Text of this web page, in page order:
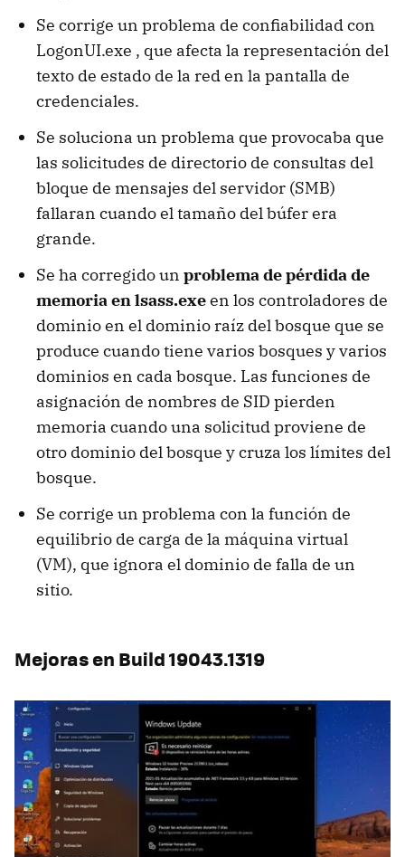
Se corrige un problema de confiabilidad con
LogonUI.exe , que afecta la representación del
texto de estado de la red en la pantalla de
credenciales.
Se soluciona un problema que provocaba que
las solicitudes de directorio de consultas del
bloque de mensajes del servidor (SMB)
fallaran cuando el tamaño del búfer era
grande.
Se ha corregido un problema de pérdida de
memoria en lsass.exeen los controladores de
dominio en el dominio raíz del bosque que se
produce cuando tiene varios bosques y varios
dominios en cada bosque. Las funciones de
asignación de nombres de SID pierden
memoria cuando una solicitud proviene de
otro dominio del bosque y cruza los límites del
bosque.
Se corrige un problema con la función de
equilibrio de carga de la máquina virtual
(VM), que ignora el dominio de falla de un
sitio.
Mejoras en Build 19043.1319